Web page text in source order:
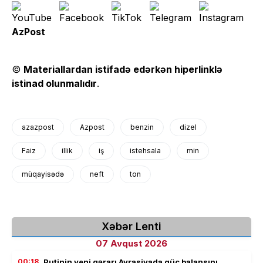
AzPost
© Materiallardan istifadə edərkən hiperlinklə
istinad olunmalıdır.
azazpost Azpost benzin dizel
Faiz illik iş istehsala min
müqayisədə neft ton
Xəbər Lenti
07 Avqust 2026